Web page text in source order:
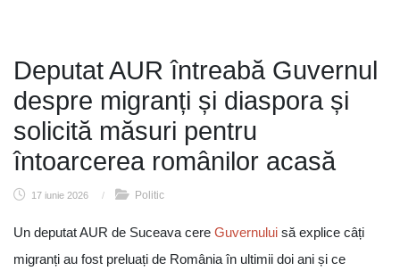
Deputat AUR întreabă Guvernul
despre migranți și diaspora și
solicită măsuri pentru
întoarcerea românilor acasă
17 iunie 2026 / Politic
Un deputat AUR de Suceava cere Guvernului să explice câți
migranți au fost preluați de România în ultimii doi ani și ce